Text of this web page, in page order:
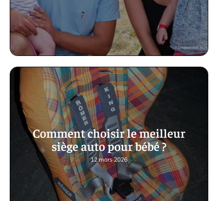
Comment choisir le meilleur
siège auto pour bébé ?
12 mars 2026